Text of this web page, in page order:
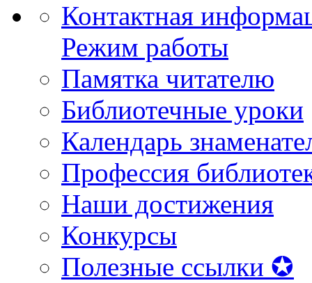
Контактная
Режим работы
Памятка читателю
Библиотечные уроки
Календарь
Профессия
Наши достижения
Конкурсы
Полезные ссылки ✪